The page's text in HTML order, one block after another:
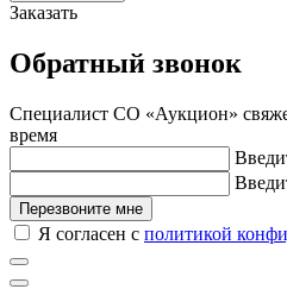
Заказать
Обратный звонок
Специалист СО «Аукцион»
время
Перезвоните мне
Я согласен с политикой